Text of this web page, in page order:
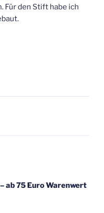
Für den Stift habe ich
ab 75 Euro Warenwert